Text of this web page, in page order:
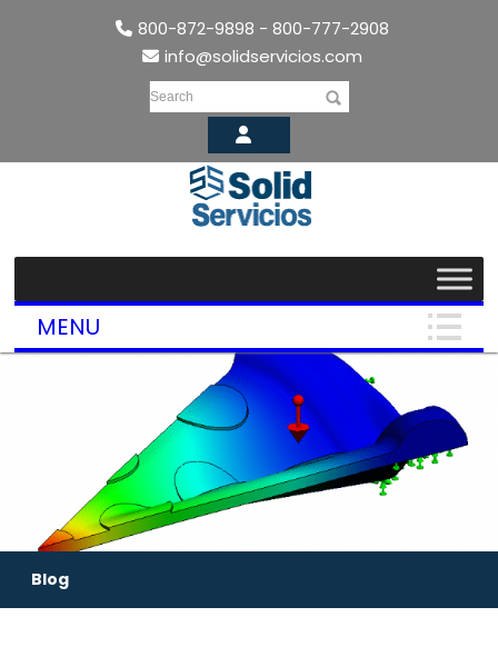
800-872-9898 - 800-777-2908
info@solidservicios.com
Search
MENU
Blog